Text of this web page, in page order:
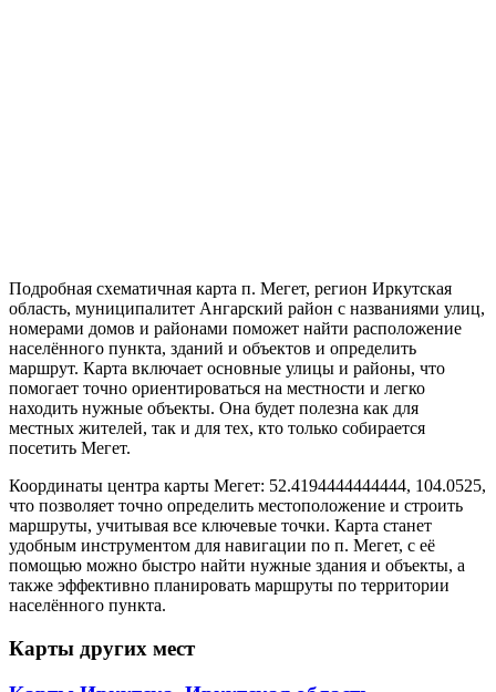
Подробная схематичная карта п. Мегет, регион Иркутская
область, муниципалитет Ангарский район с названиями улиц,
номерами домов и районами поможет найти расположение
населённого пункта, зданий и объектов и определить
маршрут. Карта включает основные улицы и районы, что
помогает точно ориентироваться на местности и легко
находить нужные объекты. Она будет полезна как для
местных жителей, так и для тех, кто только собирается
посетить Мегет.
Координаты центра карты Мегет: 52.4194444444444, 104.0525,
что позволяет точно определить местоположение и строить
маршруты, учитывая все ключевые точки. Карта станет
удобным инструментом для навигации по п. Мегет, с её
помощью можно быстро найти нужные здания и объекты, а
также эффективно планировать маршруты по территории
населённого пункта.
Карты других мест